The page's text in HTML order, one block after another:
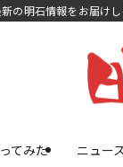
の明石情報をお届けし
てみた ニュー